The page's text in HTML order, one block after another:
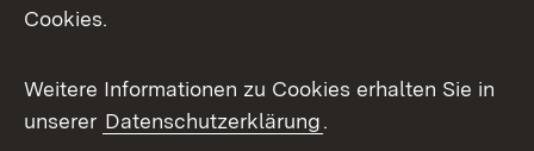
Messenger
Social Wall
X / Twitter
Cookies.
Weitere Informationen zu Cookies erhalten Sie in
unserer Datenschutzerklärung.